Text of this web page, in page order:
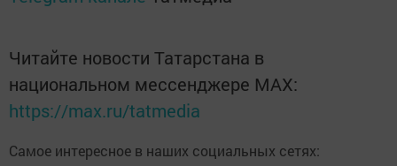
Читайте новости Татарстана в
национальном мессенджере MАХ:
https://max.ru/tatmedia
Самое интересное в наших социальных сетях: